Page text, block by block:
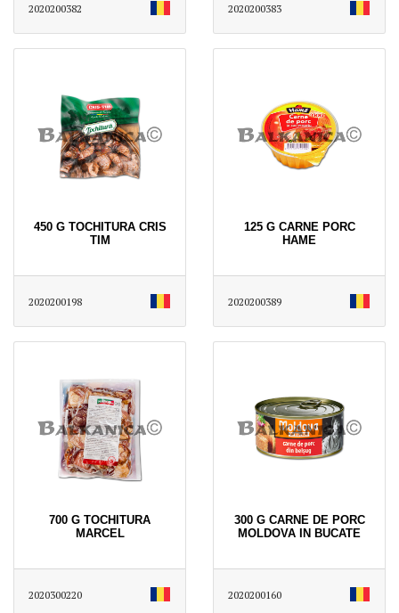
2020200382 2020200383
450 G TOCHITURA CRIS
TIM
2020200198
125 G CARNE PORC
HAME
2020200389
700 G TOCHITURA
MARCEL
2020300220
300 G CARNE DE PORC
MOLDOVA IN BUCATE
2020200160